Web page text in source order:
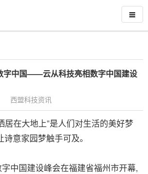
字中国——云从科技亮相数字中国建设
西盟科技资讯
在大地上”是人们对生活的美好梦
意家园梦触手可及。
国建设峰会在福建省福州市开幕,